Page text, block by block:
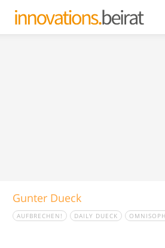
Gunter Dueck
AUFBRECHEN! DAILY DUECK